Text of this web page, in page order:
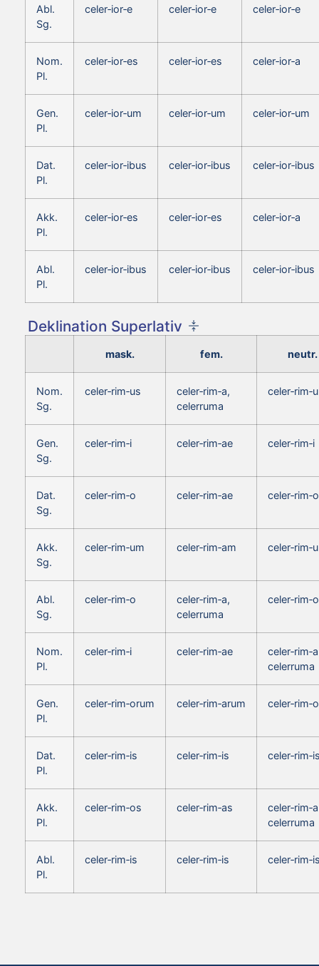
Abl.
Sg.
celer‑ior‑e celer‑ior‑e celer‑ior‑e
Nom.
Pl.
celer‑ior‑es celer‑ior‑es celer‑ior‑a
Gen.
Pl.
celer‑ior‑um celer‑ior‑um celer‑ior‑um
Dat.
Pl.
celer‑ior‑ibus celer‑ior‑ibus celer‑ior‑ibus
Akk.
Pl.
celer‑ior‑es celer‑ior‑es celer‑ior‑a
Abl.
Pl.
celer‑ior‑ibus celer‑ior‑ibus celer‑ior‑ibus
Deklination Superlativ
mask. fem. neutr.
Nom.
Sg.
celer‑rim‑us
celer‑rim‑a,
celerruma
Gen.
Sg.
celer‑rim‑i celer‑rim‑ae celer‑rim‑i
Dat.
Sg.
celer‑rim‑o celer‑rim‑ae celer‑rim‑o
Akk.
Sg.
celer‑rim‑um celer‑rim‑am
Abl.
Sg.
celer‑rim‑o
celer‑rim‑a,
celerruma
celer‑rim‑o
Nom.
Pl.
celer‑rim‑i celer‑rim‑ae
celerruma
Gen.
Pl.
celer‑rim‑orum celer‑rim‑arum
Dat.
Pl.
celer‑rim‑is celer‑rim‑is
Akk.
Pl.
celer‑rim‑os celer‑rim‑as
celerruma
Abl.
Pl.
celer‑rim‑is celer‑rim‑is